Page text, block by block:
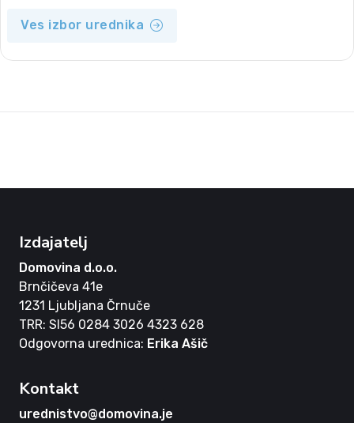
Ves izbor urednika
Izdajatelj
Domovina d.o.o.
Brnčičeva 41e
1231 Ljubljana Črnuče
TRR: SI56 0284 3026 4323 628
Odgovorna urednica: Erika Ašič
Kontakt
urednistvo@domovina.je